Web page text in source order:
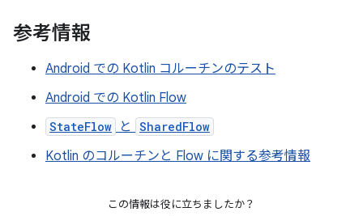
参考情報
Android での Kotlin コルーチンのテスト
Android での Kotlin Flow
StateFlow と SharedFlow
Kotlin のコルーチンと Flow に関する参考情報
この情報は役に立ちましたか？